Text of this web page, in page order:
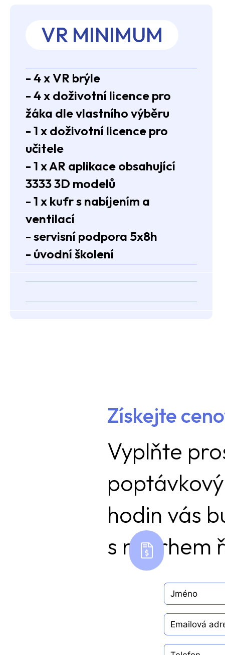
VR MINIMUM
- 4 x VR brýle
- 4 x doživotní licence pro
žáka dle vlastního výběru
- 1 x doživotní licence pro
učitele
- 1 x AR aplikace obsahující
3333 3D modelů
- 1 x kufr s nabíjením a
ventilací
- servisní podpora 5x8h
- úvodní školení
Získejte
Vyplňte
hodin vás
s návrhem